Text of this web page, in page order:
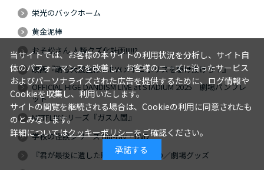
栄光のバックホーム
黄金泥棒
おそ松さん 人類クズ化計画!!!!!?
映画『踊る大捜査線 N.E.W.メトロポリスを駆け抜けろ！』
OFFICIAL HIGE DANDISM LIVE at STADIUM 2025 劇場パンフレ
ット
NETFLIXシリーズ『ガス人間』
学校の怪談シリーズ Blu-ray・DVD
『君が最後に遺した歌』Blu-ray・DVD／劇場グッズ
当サイトでは、お客様の本サイトの利用状況を分析し、サイト自
体のパフォーマンスを改善し、お客様のニーズに沿ったサービス
およびパーソナライズされた広告を提供するために、ログ情報や
Cookieを収集し、利用いたします。
サイトの閲覧を継続される場合は、Cookieの利用に同意されたも
のとみなします。
詳細についてはクッキーポリシーをご確認ください。
承諾する